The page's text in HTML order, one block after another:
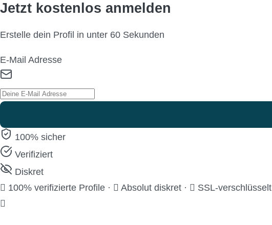
Jetzt kostenlos anmelden
Erstelle dein Profil in unter 60 Sekunden
E-Mail Adresse
100% sicher
Verifiziert
Diskret
100% verifizierte Profile · Absolut diskret · SSL-verschlüsselt